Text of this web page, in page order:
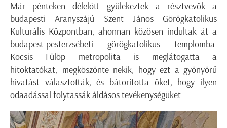
Már pénteken délelőtt gyülekeztek a résztvevők a
budapesti Aranyszájú Szent János Görögkatolikus
Kulturális Központban, ahonnan közösen indultak át a
budapest-pesterzsébeti görögkatolikus templomba.
Kocsis Fülöp metropolita is meglátogatta a
hitoktatókat, megköszönte nekik, hogy ezt a gyönyörű
hivatást választották, és bátorította őket, hogy ilyen
odaadással folytassák áldásos tevékenységüket.